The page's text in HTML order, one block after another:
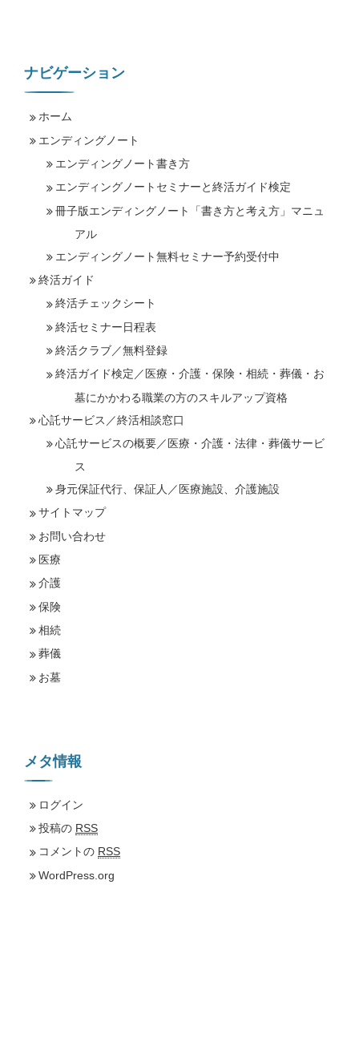
ナビゲーション
ホーム
エンディングノート
エンディングノート書き方
エンディングノートセミナーと終活ガイド検定
冊子版エンディングノート「書き方と考え方」マニュ
アル
エンディングノート無料セミナー予約受付中
終活ガイド
終活チェックシート
終活セミナー日程表
終活クラブ／無料登録
終活ガイド検定／医療・介護・保険・相続・葬儀・お
墓にかかわる職業の方のスキルアップ資格
心託サービス／終活相談窓口
心託サービスの概要／医療・介護・法律・葬儀サービ
ス
身元保証代行、保証人／医療施設、介護施設
サイトマップ
お問い合わせ
医療
介護
保険
相続
葬儀
お墓
メタ情報
ログイン
投稿の RSS
コメントの RSS
WordPress.org